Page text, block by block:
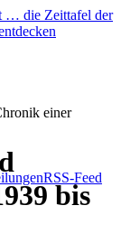
… die Zeittafel der
einer
RSS-Feed
bis